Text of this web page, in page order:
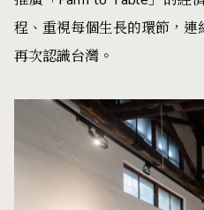
程、重視每個生長的環節，
再次認識台灣。